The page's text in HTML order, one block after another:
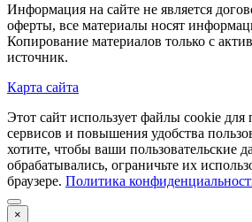
Информация на сайте не является
оферты, все материалы носят
Копирование материалов только с
источник.
Карта сайта
Этот сайт использует файлы cookie для
сервисов и повышения удобства
хотите, чтобы ваши пользовательские
обрабатывались, ограничьте их
браузере. Политика
×